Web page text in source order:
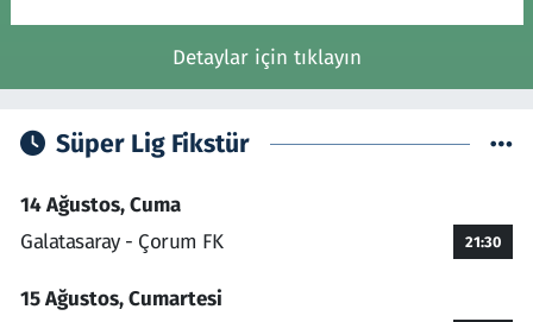
Detaylar için tıklayın
Süper Lig Fikstür
14 Ağustos, Cuma
Galatasaray - Çorum FK
21:30
15 Ağustos, Cumartesi